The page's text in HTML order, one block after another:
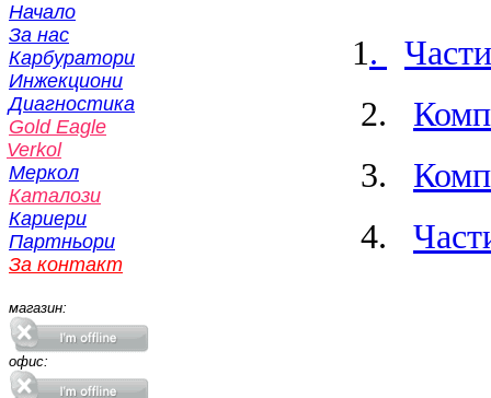
Начало
За нас
Карбуратори
Инжекциони
Диагностика
Gold Eagle
Verkol
Меркол
Каталози
Кариери
Партньори
За контакт
магазин:
офис:
1.
2.
3.
4.